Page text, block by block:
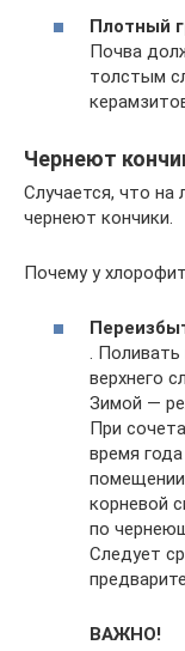
Плотный
Почва
толстым
Чернеют
Случается, что на
чернеют кончики.
Почему у
. Поливать
верхнего
Зимой —
При
время
корневой
по
Следует
ВАЖНО!